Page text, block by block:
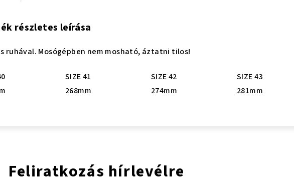
részletes leírása
ruhával. Mosógépben nem mosható, áztatni tilos!
SIZE 41 SIZE 42
SIZE 43
268mm 274mm 281mm
Feliratkozás hírlevélre